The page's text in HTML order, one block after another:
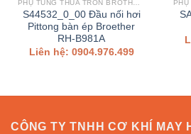
S44532_0_00 Đầu nối hơi
Pittong bàn ép Broether
RH-B981A
Liên hệ: 0904.976.499
CÔNG TY TNHH CƠ KHÍ MAY